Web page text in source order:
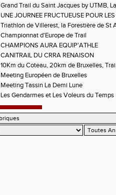
Grand Trail du Saint Jacques by UTMB,
d'Andrézieux-Bouthéon
UNE JOURNEE FRUCTUEUSE POUR
CHAMPIONNATS DE LA LOIRE A
Triathlon de Villerest, la Forestière de St
Circuit de la Sure, Tour du Pays Roannais
Championnat d'Europe de Trail
CHAMPIONS AURA EQUIP'ATHLE
CANITRAIL DU CRRA RENAISON
10Km du Coteau, 20km de Bruxelles,
Pilatrail
Meeting Européen de Bruxelles
Meeting Tassin La Demi Lune
Les Gendarmes et Les Voleurs du Temps